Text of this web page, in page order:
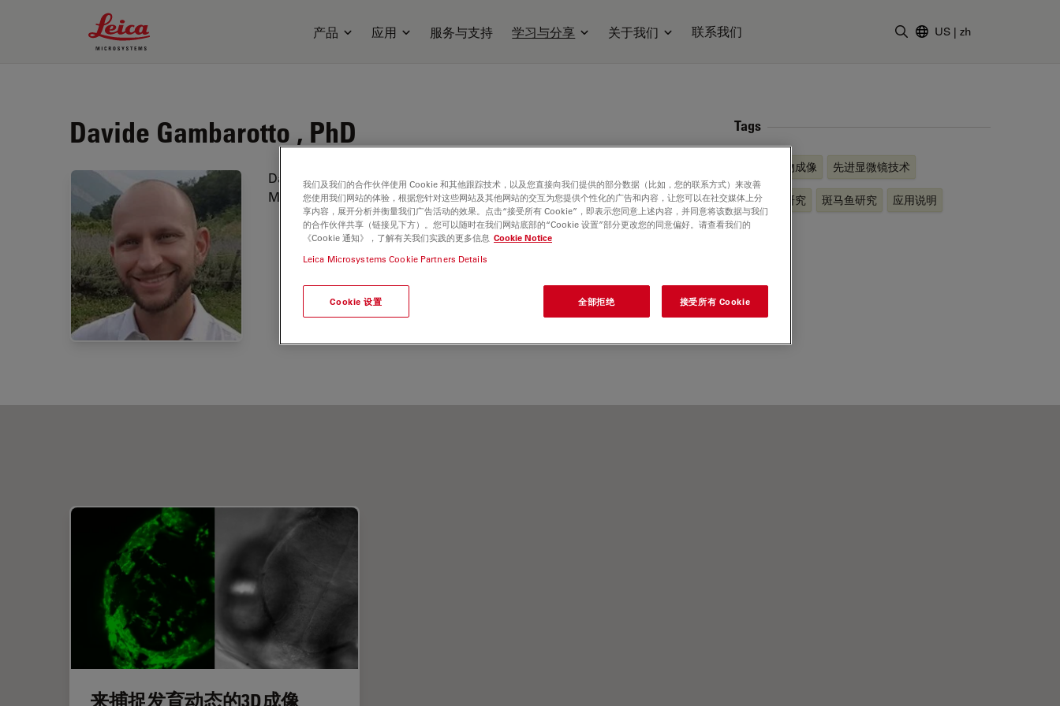
Leica Microsystems Logo
产品 应用 服务与支持 学习与分享 关于我们 联系我们 US | zh
Davide Gambarotto , PhD
Davide Gambarotto is Application Manager for Viventis
Microscopy at Leica Microsystems.
Tags
活体全生物成像 先进显微镜技术
生命科学研究 斑马鱼研究 应用说明
来捕捉发育动态的3D成像
我们及我们的合作伙伴使用 Cookie 和其他跟踪技术，以及您直接向我们提供的部分数据（比如，您的联系方式）来改善
您使用我们网站的体验，根据您针对这些网站及其他网站的交互为您提供个性化的广告和内容，让您可以在社交媒体上分
享内容，展开分析并衡量我们广告活动的效果。点击“接受所有 Cookie”，即表示您同意上述内容，并同意将该数据与我们
的合作伙伴共享（链接见下方）。您可以随时在我们网站底部的“Cookie 设置”部分更改您的同意偏好。请查看我们的
《Cookie 通知》，了解有关我们实践的更多信息 Cookie Notice
Leica Microsystems Cookie Partners Details
Cookie 设置 全部拒绝 接受所有 Cookie